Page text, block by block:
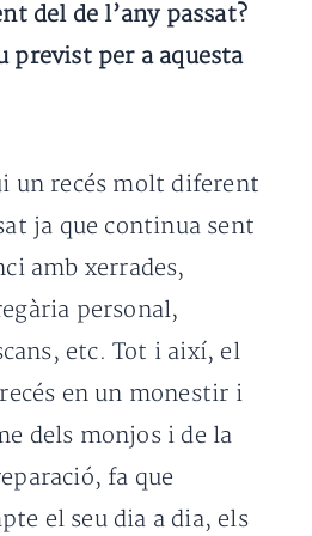
del de l’any passat?
previst per a aquesta
un recés molt diferent
ja que continua sent
amb xerrades,
personal,
etc. Tot i així, el
en un monestir i
dels monjos i de la
fa que
el seu dia a dia, els